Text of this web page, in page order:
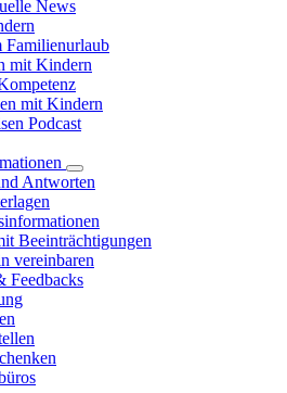
News
Familienurlaub
mit Kindern
mit Kindern
Podcast
Antworten
Beeinträchtigungen
vereinbaren
Feedbacks